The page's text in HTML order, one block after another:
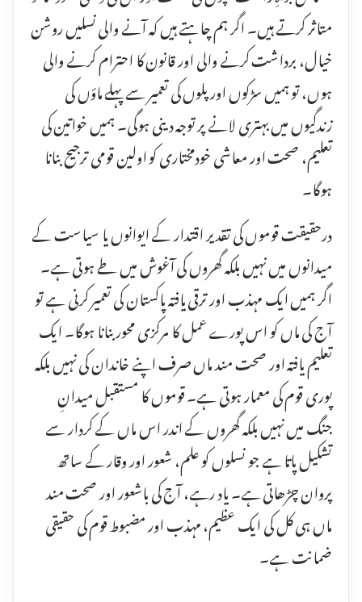
متاثر کرتے ہیں۔ اگر ہم چاہتے ہیں کہ آنے والی نسلیں روشن
خیال، برداشت کرنے والی اور قانون کا احترام کرنے والی
ہوں، تو ہمیں سڑکوں اور پلوں کی تعمیر سے پہلے ماؤں کی
زندگیوں میں بہتری لانے پر توجہ دینی ہوگی۔ ہمیں خواتین کی
تعلیم، صحت اور معاشی خودمختاری کو اولین قومی ترجیح بنانا
ہوگا۔
درحقیقت قوموں کی تقدیر اقتدار کے ایوانوں یا سیاست کے
میدانوں میں نہیں بلکہ گھروں کی آغوش میں طے ہوتی ہے۔
اگر ہمیں ایک مہذب اور ترقی یافتہ پاکستان کی تعمیر کرنی ہے تو
آج کی ماں کو اس پورے عمل کا مرکزی محور بنانا ہوگا۔ ایک
تعلیم یافتہ اور صحت مند ماں صرف اپنے خاندان کی نہیں بلکہ
پوری قوم کی معمار ہوتی ہے۔ قوموں کا مستقبل میدانِ
جنگ میں نہیں بلکہ گھروں کے اندر اس ماں کے کردار سے
تشکیل پاتا ہے جو نسلوں کو علم، شعور اور وقار کے ساتھ
پروان چڑھاتی ہے۔ یاد رہے، آج کی باشعور اور صحت مند
ماں ہی کل کی ایک عظیم، مہذب اور مضبوط قوم کی حقیقی
ضمانت ہے۔